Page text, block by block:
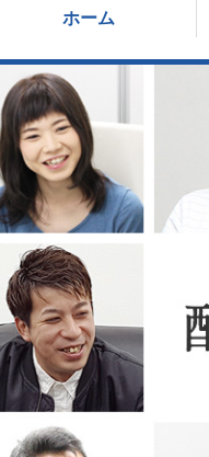
ホーム